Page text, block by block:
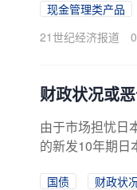
现金管理类产品
21世纪经济报道
财政状况或
由于市场担忧日
的新发10年期日
国债 财政状